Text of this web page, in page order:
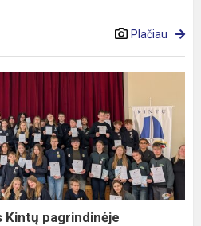
Plačiau
Kintų pagrindinėje